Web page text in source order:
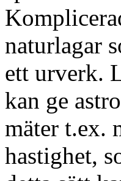
naturlagar
ett urverk.
kan ge
mäter t.ex.
hastighet,